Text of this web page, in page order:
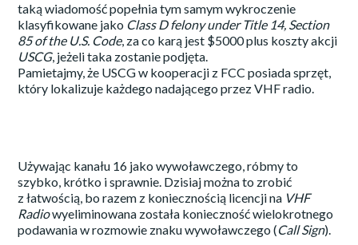
taką wiadomość popełnia tym samym wykroczenie
klasyfikowane jako Class D felony under Title 14, Section
85 of the U.S. Code, za co karą jest $5000 plus koszty akcji
USCG, jeżeli taka zostanie podjęta.
Pamietajmy, że USCG w kooperacji z FCC posiada sprzęt,
który lokalizuje każdego nadającego przez VHF radio.
Używając kanału 16 jako wywoławczego, róbmy to
szybko, krótko i sprawnie. Dzisiaj można to zrobić
z łatwością, bo razem z koniecznością licencji na VHF
Radiowyeliminowana została konieczność wielokrotnego
podawania w rozmowie znaku wywoławczego (Call Sign).